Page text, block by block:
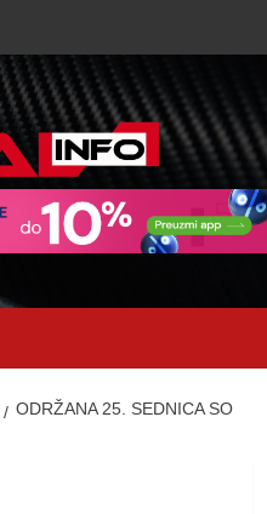
ODRŽANA 25. SEDNICA SO